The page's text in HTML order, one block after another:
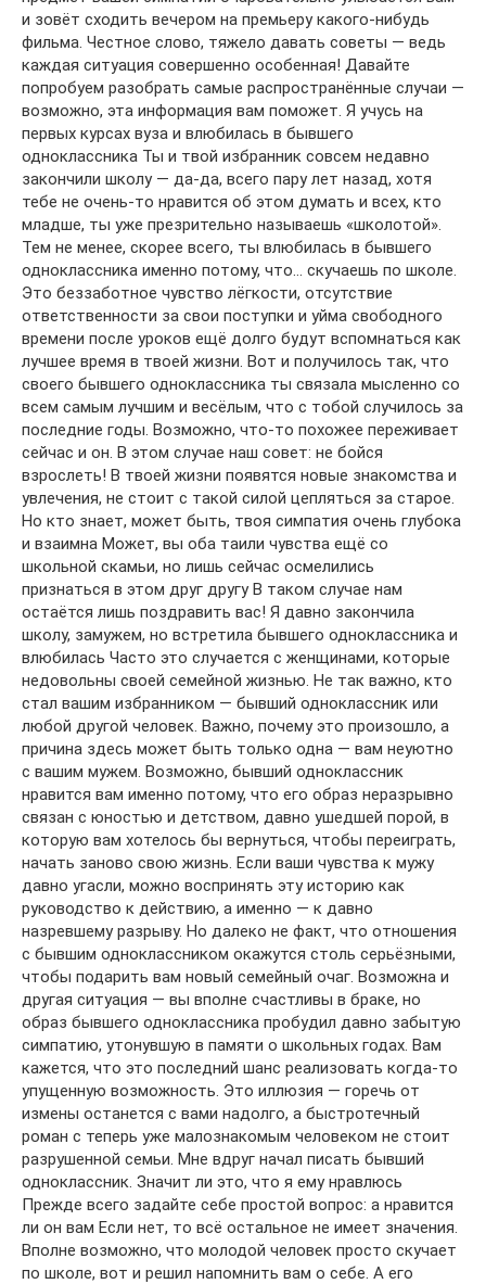
и зовёт сходить вечером на премьеру какого-нибудь
фильма. Честное слово, тяжело давать советы — ведь
каждая ситуация совершенно особенная! Давайте
попробуем разобрать самые распространённые случаи —
возможно, эта информация вам поможет. Я учусь на
первых курсах вуза и влюбилась в бывшего
одноклассника Ты и твой избранник совсем недавно
закончили школу — да-да, всего пару лет назад, хотя
тебе не очень-то нравится об этом думать и всех, кто
младше, ты уже презрительно называешь «школотой».
Тем не менее, скорее всего, ты влюбилась в бывшего
одноклассника именно потому, что… скучаешь по школе.
Это беззаботное чувство лёгкости, отсутствие
ответственности за свои поступки и уйма свободного
времени после уроков ещё долго будут вспомнаться как
лучшее время в твоей жизни. Вот и получилось так, что
своего бывшего одноклассника ты связала мысленно со
всем самым лучшим и весёлым, что с тобой случилось за
последние годы. Возможно, что-то похожее переживает
сейчас и он. В этом случае наш совет: не бойся
взрослеть! В твоей жизни появятся новые знакомства и
увлечения, не стоит с такой силой цепляться за старое.
Но кто знает, может быть, твоя симпатия очень глубока
и взаимна Может, вы оба таили чувства ещё со
школьной скамьи, но лишь сейчас осмелились
признаться в этом друг другу В таком случае нам
остаётся лишь поздравить вас! Я давно закончила
школу, замужем, но встретила бывшего одноклассника и
влюбилась Часто это случается с женщинами, которые
недовольны своей семейной жизнью. Не так важно, кто
стал вашим избранником — бывший одноклассник или
любой другой человек. Важно, почему это произошло, а
причина здесь может быть только одна — вам неуютно
с вашим мужем. Возможно, бывший одноклассник
нравится вам именно потому, что его образ неразрывно
связан с юностью и детством, давно ушедшей порой, в
которую вам хотелось бы вернуться, чтобы переиграть,
начать заново свою жизнь. Если ваши чувства к мужу
давно угасли, можно воспринять эту историю как
руководство к действию, а именно — к давно
назревшему разрыву. Но далеко не факт, что отношения
с бывшим одноклассником окажутся столь серьёзными,
чтобы подарить вам новый семейный очаг. Возможна и
другая ситуация — вы вполне счастливы в браке, но
образ бывшего одноклассника пробудил давно забытую
симпатию, утонувшую в памяти о школьных годах. Вам
кажется, что это последний шанс реализовать когда-то
упущенную возможность. Это иллюзия — горечь от
измены останется с вами надолго, а быстротечный
роман с теперь уже малознакомым человеком не стоит
разрушенной семьи. Мне вдруг начал писать бывший
одноклассник. Значит ли это, что я ему нравлюсь
Прежде всего задайте себе простой вопрос: а нравится
ли он вам Если нет, то всё остальное не имеет значения.
Вполне возможно, что молодой человек просто скучает
по школе, вот и решил напомнить вам о себе. А его